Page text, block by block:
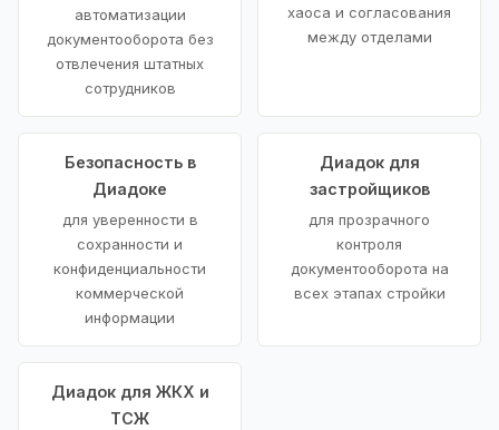
автоматизации
документооборота без
отвлечения штатных
сотрудников
хаоса и согласования
между отделами
Безопасность в
Диадоке
для уверенности в
сохранности и
конфиденциальности
коммерческой
информации
Диадок для
застройщиков
для прозрачного
контроля
документооборота на
всех этапах стройки
Диадок для ЖКХ и
ТСЖ